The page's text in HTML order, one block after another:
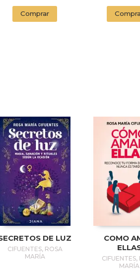
Comprar
DE LUZ
CIFUENTES, ROSA
MARÍA
COMO
CIFUENTES,
MARÍA